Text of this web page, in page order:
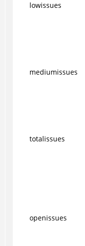
lowissues
mediumissues
totalissues
openissues